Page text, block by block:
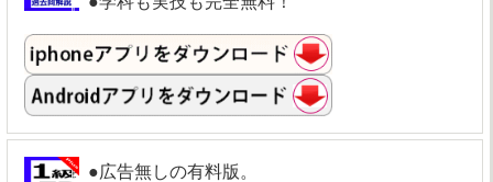
●広告無しの有料版。